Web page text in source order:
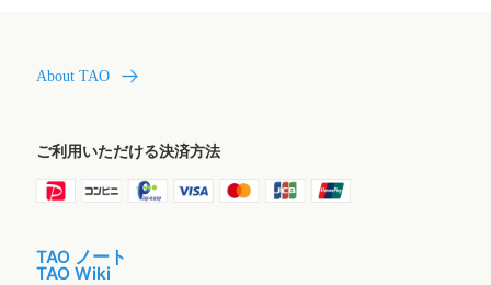
About TAO
ご利用いただける決済方法
TAO ノート
TAO Wiki